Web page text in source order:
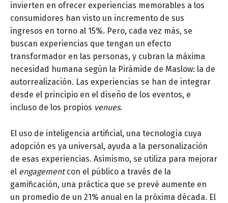
invierten en ofrecer experiencias memorables a los
consumidores han visto un incremento de sus
ingresos en torno al 15%. Pero, cada vez más, se
buscan experiencias que tengan un efecto
transformador en las personas, y cubran la máxima
necesidad humana según la Pirámide de Maslow: la de
autorrealización. Las experiencias se han de integrar
desde el principio en el diseño de los eventos, e
incluso de los propios venues.
El uso de inteligencia artificial, una tecnología cuya
adopción es ya universal, ayuda a la personalización
de esas experiencias. Asimismo, se utiliza para mejorar
el engagementcon el público a través de la
gamificación, una práctica que se prevé aumente en
un promedio de un 21% anual en la próxima década. El